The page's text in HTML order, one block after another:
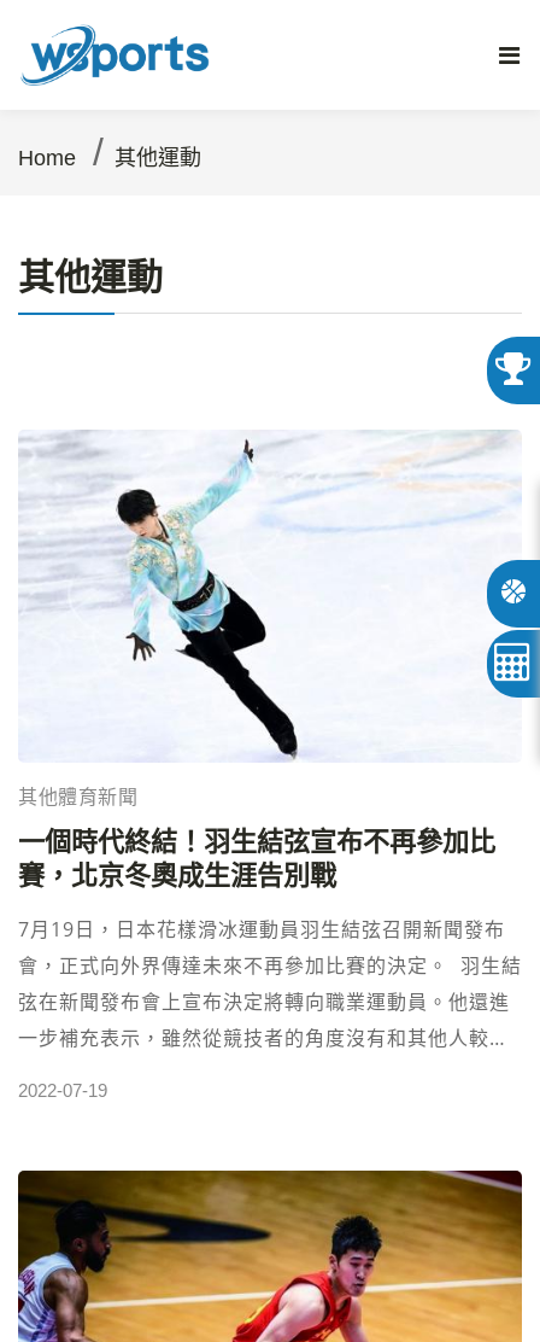
Home / 其他運動
其他運動
其他體育新聞
一個時代終結！羽生結弦宣布不再參加比
賽，北京冬奧成生涯告別戰
7月19日，日本花樣滑冰運動員羽生結弦召開新聞發布
會，正式向外界傳達未來不再參加比賽的決定。 羽生結
弦在新聞發布會上宣布決定將轉向職業運動員。他還進
一步補充表示，雖然從競技者的角度沒有和其他人較量
涯已經結束。 未來，羽生結弦將以職業運動員的身份亮
相各種冰演，仍會為廣大冰迷帶來精湛的演出。發布會
上，羽生結弦還談到了奧運會對於自己的意義，他說：
“對我來說，奧運會是我活過的證明，是和大家一起前行
的證明，今後也是我繼續努力的起步點。” 現年27歲的
2022-07-19